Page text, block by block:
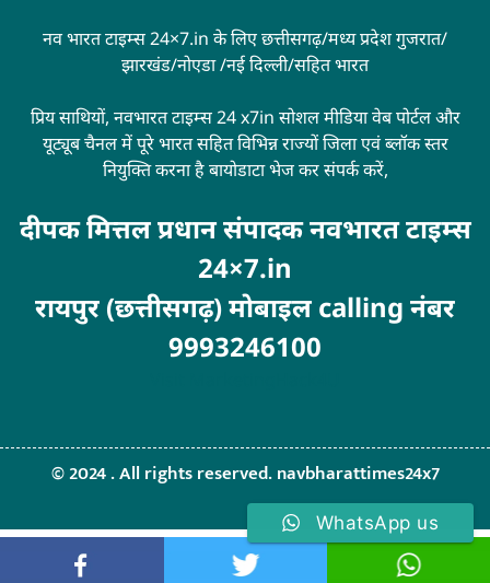
नव भारत टाइम्स 24×7.in के लिए छत्तीसगढ़/मध्य प्रदेश गुजरात/
झारखंड/नोएडा /नई दिल्ली/सहित भारत
प्रिय साथियों, नवभारत टाइम्स 24 x7in सोशल मीडिया वेब पोर्टल और
यूट्यूब चैनल में पूरे भारत सहित विभिन्न राज्यों जिला एवं ब्लॉक स्तर
नियुक्ति करना है बायोडाटा भेज कर संपर्क करें,
दीपक मित्तल प्रधान संपादक नवभारत टाइम्स
24×7.in
रायपुर (छत्तीसगढ़) मोबाइल calling नंबर
9993246100
© 2024 . All rights reserved. navbharattimes24x7
WhatsApp us